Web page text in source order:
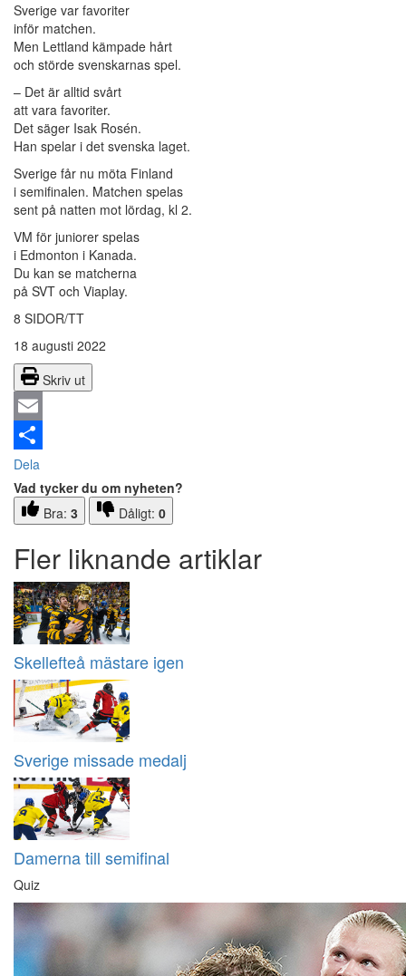
Sverige var favoriter
inför matchen.
Men Lettland kämpade hårt
och störde svenskarnas spel.
– Det är alltid svårt
att vara favoriter.
Det säger Isak Rosén.
Han spelar i det svenska laget.
Sverige får nu möta Finland
i semifinalen. Matchen spelas
sent på natten mot lördag, kl 2.
VM för juniorer spelas
i Edmonton i Kanada.
Du kan se matcherna
på SVT och Viaplay.
8 SIDOR/TT
18 augusti 2022
Skriv ut
Email
Dela
Vad tycker du om nyheten?
Bra: 3 Dåligt: 0
Fler liknande artiklar
Skellefteå mästare igen
Sverige missade medalj
Damerna till semifinal
Quiz